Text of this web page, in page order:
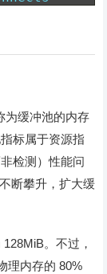
为缓冲池的内存
标属于资源指
检测）性能问
断攀升，扩大缓
。不过，
理内存的 80%